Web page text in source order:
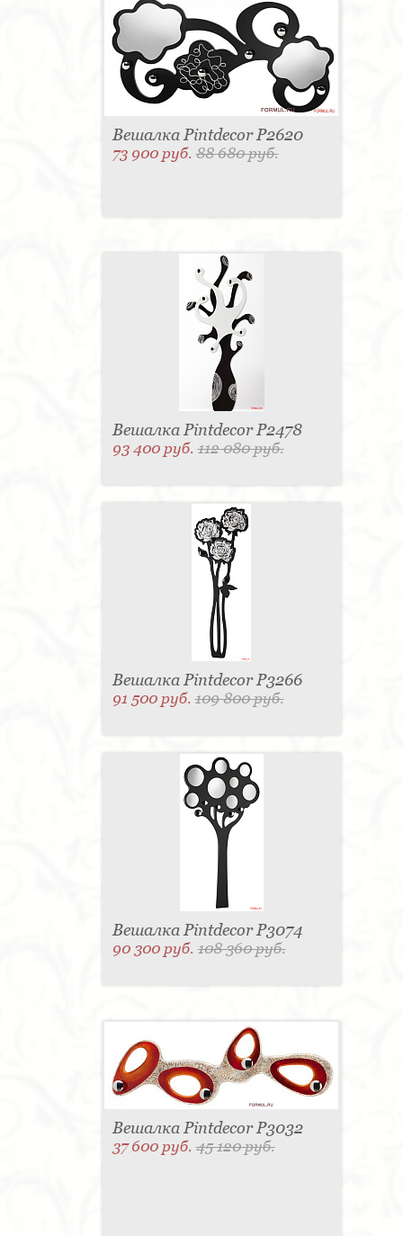
Вешалка Pintdecor P2620
73 900 руб.88 680 руб.
Вешалка Pintdecor P2478
93 400 руб.112 080 руб.
Вешалка Pintdecor P3266
91 500 руб.109 800 руб.
Вешалка Pintdecor P3074
90 300 руб.108 360 руб.
Вешалка Pintdecor P3032
37 600 руб.45 120 руб.